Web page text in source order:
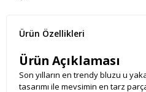
Ürün Özellikleri
Ürün Açıklaması
Son yılların en trendy bluzu u
tasarımı ile mevsimin en tarz